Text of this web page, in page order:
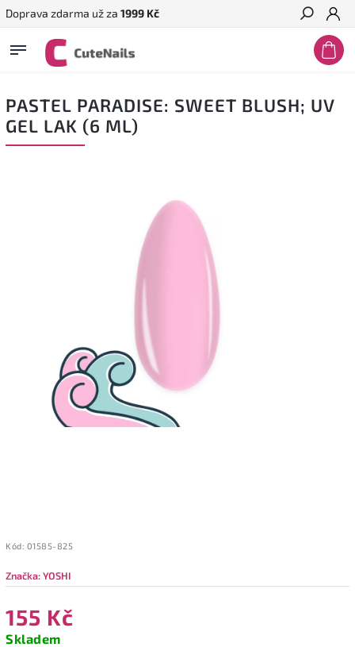
Doprava zdarma už za 1999 Kč
Hledat
PASTEL PARADISE: SWEET BLUSH; UV
GEL LAK (6 ML)
Kód: 01585-825
Značka:YOSHI
155 Kč
Skladem